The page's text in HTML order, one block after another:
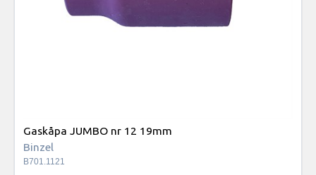
Gaskåpa JUMBO nr 12 19mm
Binzel
B701.1121